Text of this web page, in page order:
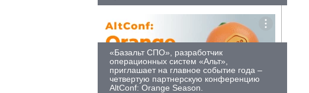
«Базальт СПО», разработчик
операционных систем «Альт»,
приглашает на главное событие года –
четвертую партнерскую конференцию
AltConf: Orange Season.